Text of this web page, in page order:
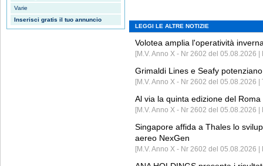
Varie
Inserisci gratis il tuo annuncio
LEGGI LE ALTRE NOTIZIE
Volotea amplia l'operatività
[M.V. Anno X - Nr 2602 del 05.08.2026 |
Grimaldi Lines e Seafy
[M.V. Anno X - Nr 2602 del 05.08.2026 |
Al via la quinta edizione del
[M.V. Anno X - Nr 2602 del 05.08.2026 |
Singapore affida a Thales lo
aereo NexGen
[M.V. Anno X - Nr 2602 del 05.08.2026